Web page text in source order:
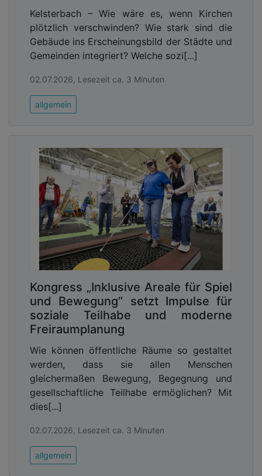
Kelsterbach – Wie wäre es, wenn Kirchen
plötzlich verschwinden? Wie stark sind die
Gebäude ins Erscheinungsbild der Städte und
Gemeinden integriert? Welche sozi[...]
02.07.2026, Lesezeit ca. 3 Minuten
allgemein
Kongress „Inklusive Areale für Spiel
und Bewegung“ setzt Impulse für
soziale Teilhabe und moderne
Freiraumplanung
Wie können öffentliche Räume so gestaltet
werden, dass sie allen Menschen
gleichermaßen Bewegung, Begegnung und
gesellschaftliche Teilhabe ermöglichen? Mit
dies[...]
02.07.2026, Lesezeit ca. 3 Minuten
allgemein